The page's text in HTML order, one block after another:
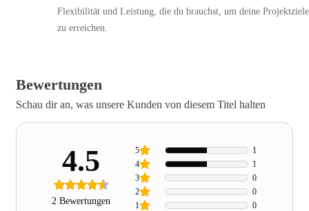
Flexibilität und Leistung, die du brauchst, um deine Projektziele
zu erreichen.
Bewertungen
Schau dir an, was unsere Kunden von diesem Titel halten
4.5
2 Bewertungen 1 0
2 0
3 0
4 1
5 1